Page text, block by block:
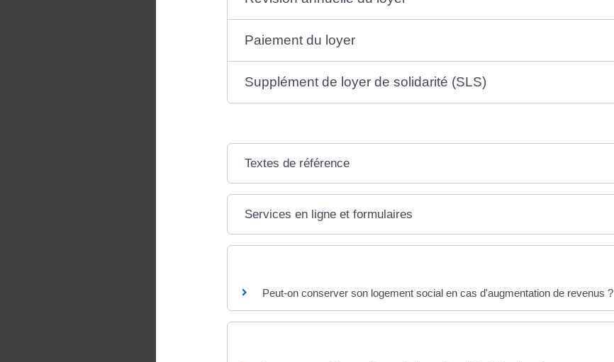
Paiement du loyer
Supplément de loyer de solidarité (SLS)
Textes de référence
Services en ligne et formulaires
Peut-on conserver son logement social en cas d'augmentation de revenus ?